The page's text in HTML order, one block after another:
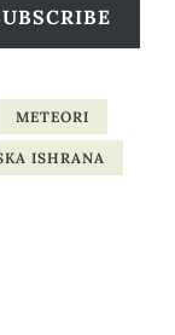
METEORI
ISHRANA